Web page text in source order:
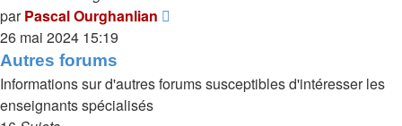
parPascal Ourghanlian
message
26 mai 2024 15:19
Autres forums
Informations sur d'autres forums susceptibles d'intéresser les
enseignants spécialisés